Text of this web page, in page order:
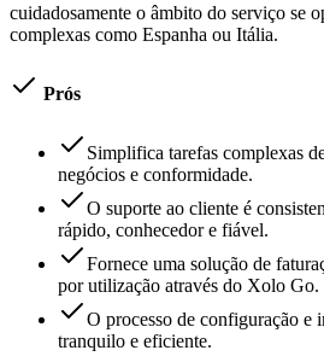
cuidadosamente o âmbito do serviço se
complexas como Espanha ou Itália.
Prós
Simplifica tarefas complexas
negócios e conformidade.
O suporte ao cliente é
rápido, conhecedor e fiável.
Fornece uma solução de
por utilização através do Xolo Go.
O processo de configuração e
tranquilo e eficiente.